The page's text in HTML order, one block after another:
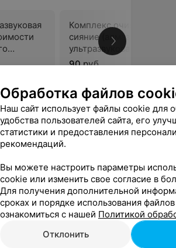
r-sonic
Комплекс очищение и
сияние (алмазный
ультразвуковая
лица)
90 руб.
и результат работы устроили полностью. Рекомендую. Еще
Обработка файлов
Наш сайт использует файлы cookie для
удобства пользователей сайта, его
статистики и предоставления
рекомендаций.
Вы можете настроить параметры
cookie или изменить свое согласие в
Для получения дополнительной
сроках и порядке использования
ознакомиться с нашей Политикой
Отклонить